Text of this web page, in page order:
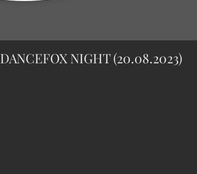
DANCEFOX NIGHT (20.08.2023)